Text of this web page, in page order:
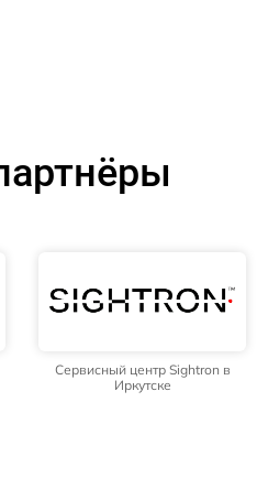
Сервисный центр Sightron в
Иркутске